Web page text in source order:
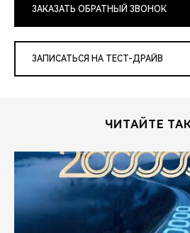
ЗАКАЗАТЬ ОБРАТНЫЙ ЗВОНОК
ЗАПИСАТЬСЯ НА ТЕСТ-ДРАЙВ
ЧИТАЙТЕ